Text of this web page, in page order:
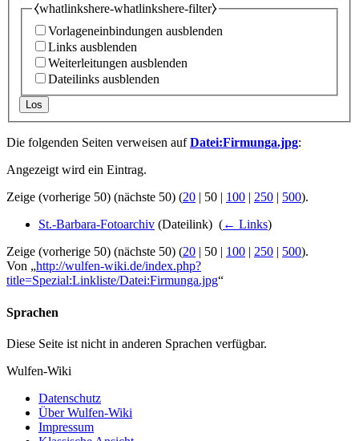
⧼whatlinkshere-whatlinkshere-filter⧽
Vorlageneinbindungen ausblenden
Links ausblenden
Weiterleitungen ausblenden
Dateilinks ausblenden
Los
Die folgenden Seiten verweisen aufDatei:Firmunga.jpg:
Angezeigt wird ein Eintrag.
Zeige (vorherige 50) (nächste 50) (20 | 50 | 100 | 250 | 500).
St.-Barbara-Fotoarchiv (Dateilink) ‎ (← Links)
Zeige (vorherige 50) (nächste 50) (20 | 50 | 100 | 250 | 500).
Von „http://wulfen-wiki.de/index.php?
title=Spezial:Linkliste/Datei:Firmunga.jpg“
Sprachen
Diese Seite ist nicht in anderen Sprachen verfügbar.
Wulfen-Wiki
Datenschutz
Über Wulfen-Wiki
Impressum